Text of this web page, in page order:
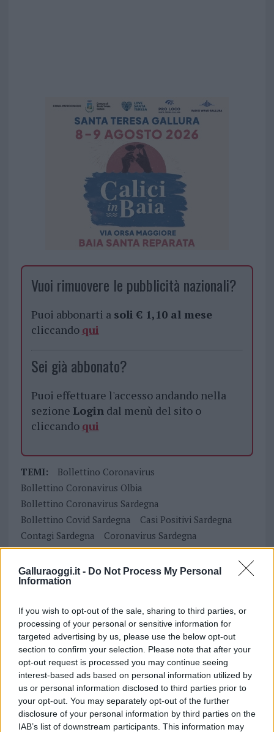
Galluraoggi.it - Do Not Process My Personal
Information
If you wish to opt-out of the sale, sharing to third parties, or
processing of your personal or sensitive information for
targeted advertising by us, please use the below opt-out
section to confirm your selection. Please note that after your
opt-out request is processed you may continue seeing
interest-based ads based on personal information utilized by
us or personal information disclosed to third parties prior to
your opt-out. You may separately opt-out of the further
disclosure of your personal information by third parties on the
IAB’s list of downstream participants. This information may
Vuoi rimuovere le pubblicità nazionali?
Puoi abbonarti a soli € 1,10 al mese
cliccando qui
Sei già abbonato?
Puoi effettuare l'accesso andando nella
sezione Logindal menù del sito o
cliccando qui
TEMI:
Bollettino Coronavirus
Bollettino Coronavirus Olbia
Bollettino Coronavirus Sardegna
Bollettino Covid Sardegna
Casi Positivi Sardegna
Contagi Sardegna
Coronavirus Sardegna
Covid Sardegna
Positivi Sardegna
Notizie in tempo reale?
GalluraOggi.it
Inviaci le tue segnalazioni,
i tuoi video e le tue foto
Su WhatsApp al numero +39
345 356 7512